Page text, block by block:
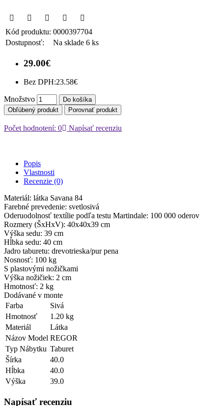
Kód produktu: 0000397704
Dostupnosť:
Na sklade 6 ks
29.00€
Bez DPH:23.58€
Množstvo
Do košíka
Obľúbený produkt
Porovnať produkt
Počet hodnotení: 0 Napísať recenziu
Popis
Vlastnosti
Recenzie (0)
Materiál: látka Savana 84
Farebné prevedenie: svetlosivá
Oderuodolnosť textílie podľa testu Martindale: 100 000 oderov
Rozmery (ŠxHxV): 40x40x39 cm
Výška sedu: 39 cm
Hĺbka sedu: 40 cm
Jadro taburetu: drevotrieska/pur pena
Nosnosť: 100 kg
S plastovými nožičkami
Výška nožičiek: 2 cm
Hmotnosť: 2 kg
Dodávané v monte
Farba
Sivá
Hmotnosť
1.20 kg
Materiál
Látka
Názov Model REGOR
Typ Nábytku Taburet
Šírka
40.0
Hĺbka
40.0
Výška
39.0
Napísať recenziu